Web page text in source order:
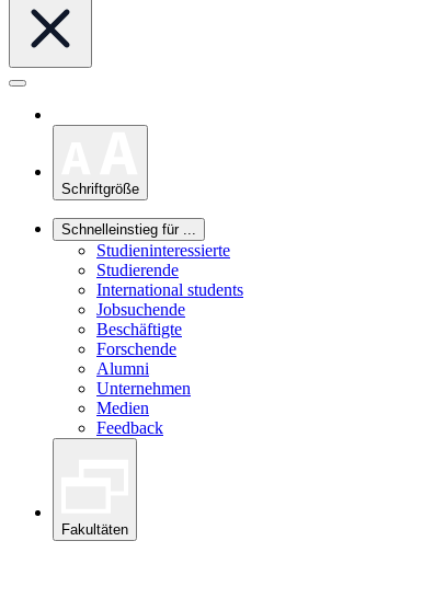
Schriftgröße
Schnelleinstieg für ...
Studieninteressierte
Studierende
International students
Jobsuchende
Beschäftigte
Forschende
Alumni
Unternehmen
Medien
Feedback
Fakultäten